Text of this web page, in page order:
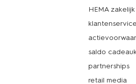
HEMA zakelijk
klantenservice
saldo
partnerships
retail media